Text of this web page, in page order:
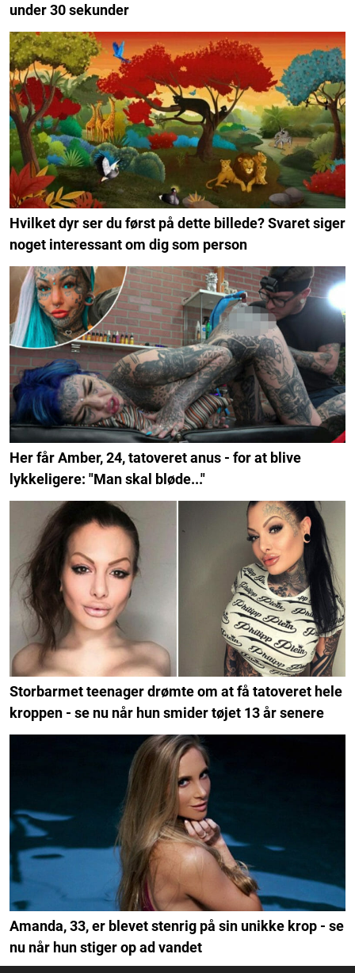
under 30 sekunder
Hvilket dyr ser du først på dette billede? Svaret siger
noget interessant om dig som person
Her får Amber, 24, tatoveret anus - for at blive
lykkeligere: "Man skal bløde..."
Storbarmet teenager drømte om at få tatoveret hele
kroppen - se nu når hun smider tøjet 13 år senere
Amanda, 33, er blevet stenrig på sin unikke krop - se
nu når hun stiger op ad vandet